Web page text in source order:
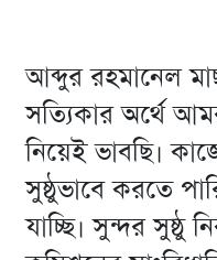
আব্দুর রহমানেল
সত্যিকার অর্থে
নিয়েই ভাবছি।
সুষ্ঠুভাবে করতে
যাচ্ছি। সুন্দর সুষ্ঠু